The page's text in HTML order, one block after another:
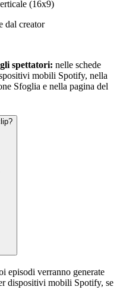
(16x9)
dal creator
spettatori: nelle schede
mobili Spotify, nella
Sfoglia e nella pagina del
episodi verranno generate
dispositivi mobili Spotify, se